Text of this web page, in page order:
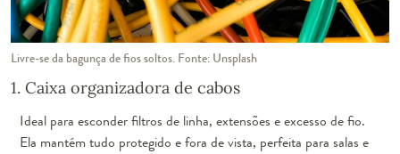
Livre-se da bagunça de fios soltos. Fonte: Unsplash
1. Caixa organizadora de cabos
Ideal para esconder filtros de linha, extensões e excesso de fio.
Ela mantém tudo protegido e fora de vista, perfeita para salas e